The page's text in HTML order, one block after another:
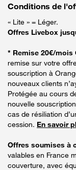
Conditions de
« Lite » = Léger.
Offres Livebox
* Remise 20€/mois
remise sur votre
souscription à
nouveaux clients
Protégée au cours
nouvelle
cas de résiliation
cession. En savoir
Offres soumises à
valables en France
couverture, avec